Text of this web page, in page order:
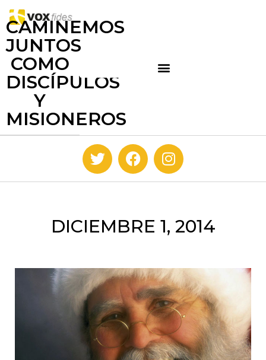
CAMINEMOS
JUNTOS
COMO
DISCÍPULOS
Y
MISIONEROS
DICIEMBRE 1, 2014